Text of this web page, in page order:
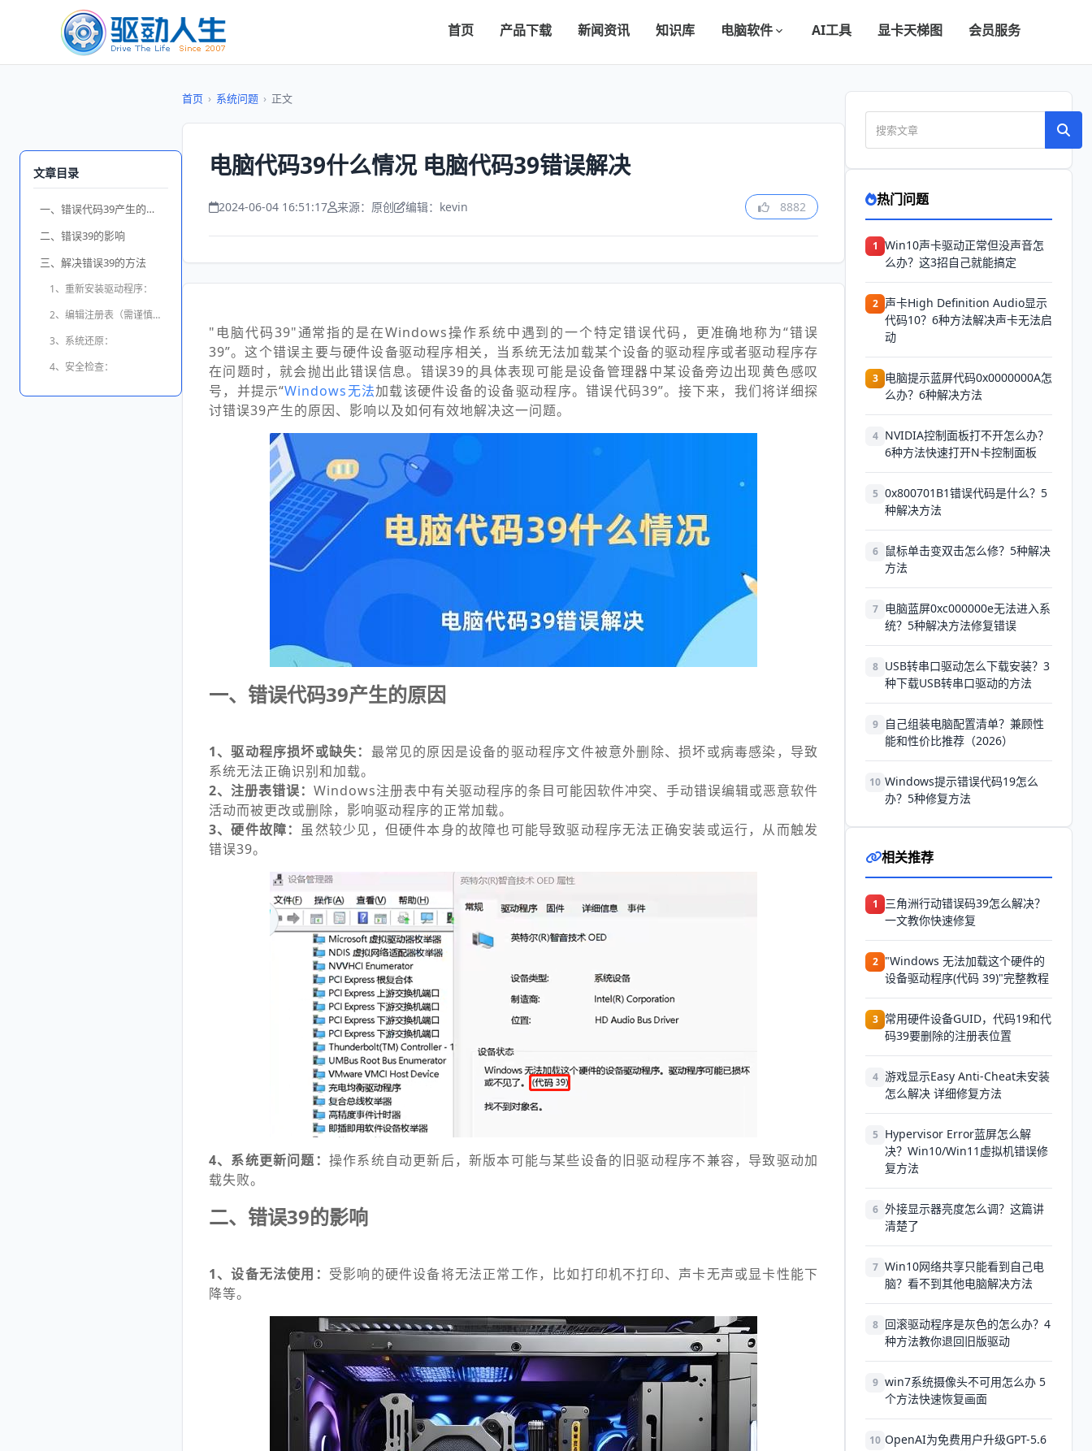
首页 产品下载 新闻资讯 知识库 电脑软件 AI工具 显卡天梯图 会员服务
文章目录
一、错误代码39产生的原因
二、错误39的影响
三、解决错误39的方法
1、重新安装驱动程序：
2、编辑注册表（需谨慎操作，建议备份注册表先）：
3、系统还原：
4、安全检查：
首页 › 系统问题 › 正文
电脑代码39什么情况 电脑代码39错误解决
2024-06-04 16:51:17 来源：原创 编辑：kevin 8882
"电脑代码39"通常指的是在Windows操作系统中遇到的一个特定错误代码，更准确地称为“错误
39”。这个错误主要与硬件设备驱动程序相关，当系统无法加载某个设备的驱动程序或者驱动程序存
在问题时，就会抛出此错误信息。错误39的具体表现可能是设备管理器中某设备旁边出现黄色感叹
号，并提示“Windows无法加载该硬件设备的设备驱动程序。错误代码39”。接下来，我们将详细探
讨错误39产生的原因、影响以及如何有效地解决这一问题。
一、错误代码39产生的原因
1、驱动程序损坏或缺失： 最常见的原因是设备的驱动程序文件被意外删除、损坏或病毒感染，导致
系统无法正确识别和加载。
2、注册表错误： Windows注册表中有关驱动程序的条目可能因软件冲突、手动错误编辑或恶意软件
活动而被更改或删除，影响驱动程序的正常加载。
3、硬件故障： 虽然较少见，但硬件本身的故障也可能导致驱动程序无法正确安装或运行，从而触发
错误39。
4、系统更新问题： 操作系统自动更新后，新版本可能与某些设备的旧驱动程序不兼容，导致驱动加
载失败。
二、错误39的影响
1、设备无法使用： 受影响的硬件设备将无法正常工作，比如打印机不打印、声卡无声或显卡性能下
降等。
热门问题
1 Win10声卡驱动正常但没声音怎
么办？这3招自己就能搞定
2 声卡High Definition Audio显示
代码10？6种方法解决声卡无法启
动
3 电脑提示蓝屏代码0x0000000A怎
么办？6种解决方法
4 NVIDIA控制面板打不开怎么办？
6种方法快速打开N卡控制面板
5 0x800701B1错误代码是什么？5
种解决方法
6
鼠标单击变双击怎么修？5种解决
方法
7 电脑蓝屏0xc000000e无法进入系
统？5种解决方法修复错误
8 USB转串口驱动怎么下载安装？3
种下载USB转串口驱动的方法
9
自己组装电脑配置清单？兼顾性
能和性价比推荐（2026）
10 Windows提示错误代码19怎么
办？5种修复方法
相关推荐
1
三角洲行动错误码39怎么解决？
一文教你快速修复
2 "Windows 无法加载这个硬件的
设备驱动程序(代码 39)"完整教程
3 常用硬件设备GUID，代码19和代
码39要删除的注册表位置
4 游戏显示Easy Anti-Cheat未安装
怎么解决 详细修复方法
5 Hypervisor Error蓝屏怎么解
决？Win10/Win11虚拟机错误修
复方法
6 外接显示器亮度怎么调？这篇讲
清楚了
7 Win10网络共享只能看到自己电
脑？看不到其他电脑解决方法
8 回滚驱动程序是灰色的怎么办？4
种方法教你退回旧版驱动
9 win7系统摄像头不可用怎么办 5
个方法快速恢复画面
10 OpenAI为免费用户升级GPT-5.6